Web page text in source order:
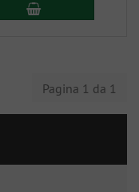
Pagina 1 da 1